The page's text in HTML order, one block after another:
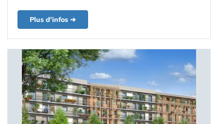
Plus d'infos ➔